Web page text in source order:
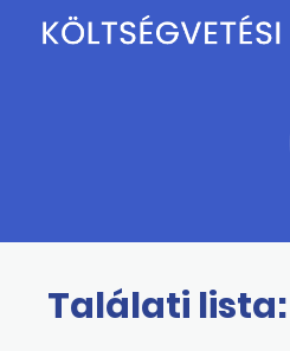
Találati lista: